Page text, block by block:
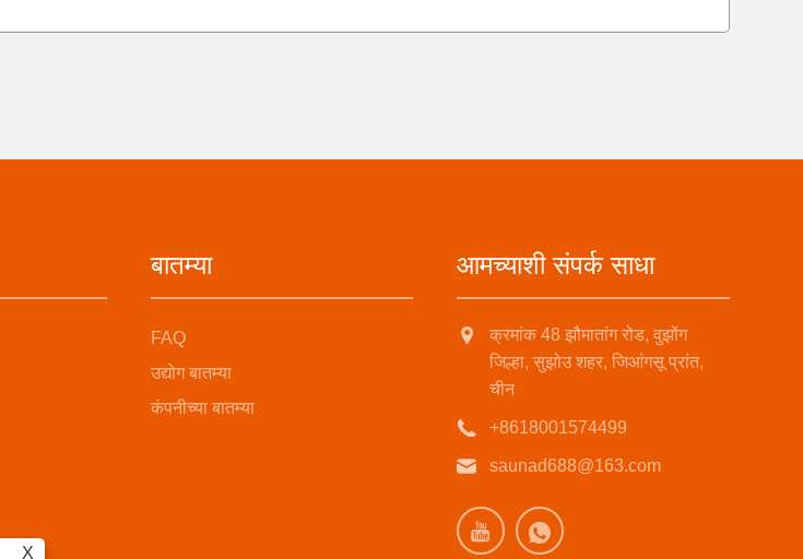
बातम्या
FAQ
उद्योग बातम्या
कंपनीच्या बातम्या
आमच्याशी संपर्क साधा
क्रमांक 48 झौमातांग रोड, वुझोंग
जिल्हा, सुझोउ शहर, जिआंगसू प्रांत,
चीन
+8618001574499
saunad688@163.com
X